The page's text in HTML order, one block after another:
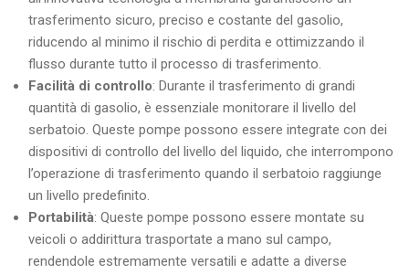
trasferimento sicuro, preciso e costante del gasolio,
riducendo al minimo il rischio di perdita e ottimizzando il
flusso durante tutto il processo di trasferimento.
Facilità di controllo: Durante il trasferimento di grandi
quantità di gasolio, è essenziale monitorare il livello del
serbatoio. Queste pompe possono essere integrate con dei
dispositivi di controllo del livello del liquido, che interrompono
l’operazione di trasferimento quando il serbatoio raggiunge
un livello predefinito.
Portabilità: Queste pompe possono essere montate su
veicoli o addirittura trasportate a mano sul campo,
rendendole estremamente versatili e adatte a diverse